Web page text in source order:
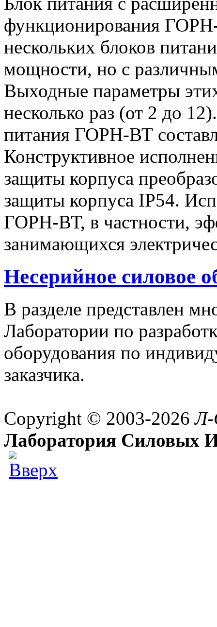
функционирования
нескольких блоков
мощности, но с
Выходные параметры
несколько раз (от 2 до
питания ГОРН-ВТ
Конструктивное
защиты корпуса
защиты корпуса IP54.
ГОРН-ВТ, в частности,
занимающихся
Несерийное силовое
В разделе представлен
Лаборатории по
оборудования по
заказчика.
Copyright © 2003-2026
Лаборатория Силовых